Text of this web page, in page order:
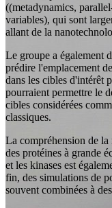
Accéder
((metadynamics,
variables), qui sont
allant de la
Le groupe a également
prédire l'emplacement
dans les cibles d'intérêt
pourraient permettre le
cibles considérées
classiques.
La compréhension de
des protéines à grande
et les kinases est
fin, des simulations de
souvent combinées à